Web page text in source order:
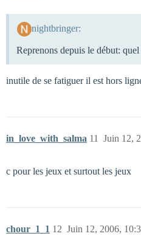
nightbringer:
Reprenons depuis le début:
inutile de se fatiguer il est hors
in_love_with_salma Juin 12,
11
c pour les jeux et surtout les jeux
chour_1_1 Juin 12, 2006,
12